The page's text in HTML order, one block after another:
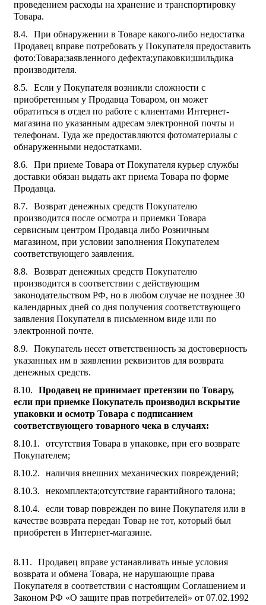
проведением расходы на хранение и транспортировку
Товара.
При обнаружении в Товаре какого-либо недостатка
Продавец вправе потребовать у Покупателя предоставить
фото:Товара;заявленного дефекта;упаковки;шильдика
производителя.
Если у Покупателя возникли сложности с
приобретенным у Продавца Товаром, он может
обратиться в отдел по работе с клиентами Интернет-
магазина по указанным адресам электронной почты и
телефонам. Туда же предоставляются фотоматериалы с
обнаруженными недостатками.
При приеме Товара от Покупателя курьер службы
доставки обязан выдать акт приема Товара по форме
Продавца.
Возврат денежных средств Покупателю
производится после осмотра и приемки Товара
сервисным центром Продавца либо Розничным
магазином, при условии заполнения Покупателем
соответствующего заявления.
Возврат денежных средств Покупателю
производится в соответствии с действующим
законодательством РФ, но в любом случае не позднее 30
календарных дней со дня получения соответствующего
заявления Покупателя в письменном виде или по
электронной почте.
Покупатель несет ответственность за достоверность
указанных им в заявлении реквизитов для возврата
денежных средств.
Продавец не принимает претензии по Товару,
если при приемке Покупатель производил вскрытие
упаковки и осмотр Товара с подписанием
соответствующего товарного чека в случаях:
отсутствия Товара в упаковке, при его возврате
Покупателем;
наличия внешних механических повреждений;
некомплекта;отсутствие гарантийного талона;
если товар поврежден по вине Покупателя или в
качестве возврата передан Товар не тот, который был
приобретен в Интернет-магазине.
Продавец вправе устанавливать иные условия
возврата и обмена Товара, не нарушающие права
Покупателя в соответствии с настоящим Соглашением и
Законом РФ «О защите прав потребителей» от 07.02.1992